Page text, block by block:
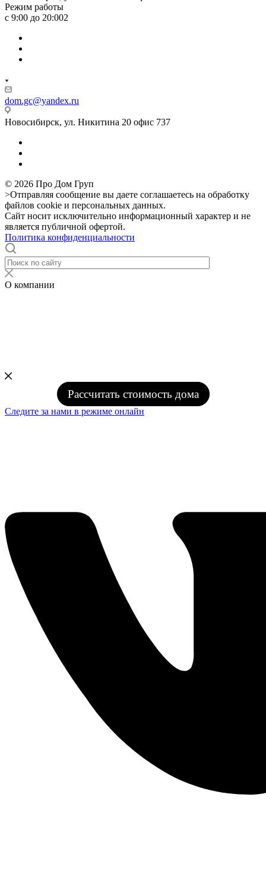
Режим работы
с 9:00 до 20:002
dom.gc@yandex.ru
Новосибирск, ул. Никитина 20 офис 737
© 2026 Про Дом Груп
>Отправляя сообщение вы даете соглашаетесь на обработку
файлов cookie и персональных данных.
Сайт носит исключительно информационный характер и не
является публичной офертой.
Политика конфиденциальности
О компании
Рассчитать стоимость дома
Следите за нами в режиме онлайн